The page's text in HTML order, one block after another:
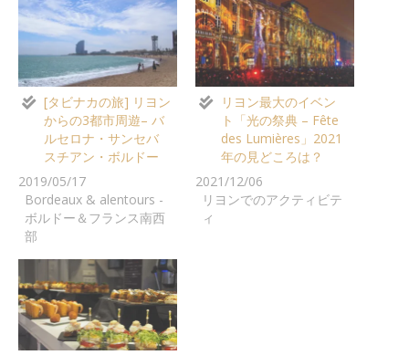
[タビナカの旅] リヨン
からの3都市周遊– バ
ルセロナ・サンセバ
スチアン・ボルドー
2019/05/17
Bordeaux & alentours -
ボルドー＆フランス南西
部
リヨン最大のイベン
ト「光の祭典 – Fête
des Lumières」2021
年の見どころは？
2021/12/06
リヨンでのアクティビテ
ィ